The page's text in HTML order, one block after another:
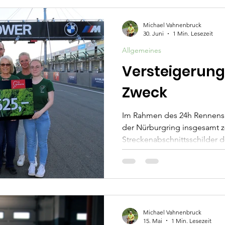
Einsatzbericht Kitzrettung
Zweck
Im Rahmen des 24h
der Nürburgring insgesamt
Streckenabschnittsschilder
den Fahrern des 24h
kamen unglaubliche 32.625
anschließender
Allgemeines
Michael Vahnenbruck
30. Juni
1 Min. Lesezeit
Michael Vahnenbruck
15. Mai
1 Min. Lesezeit